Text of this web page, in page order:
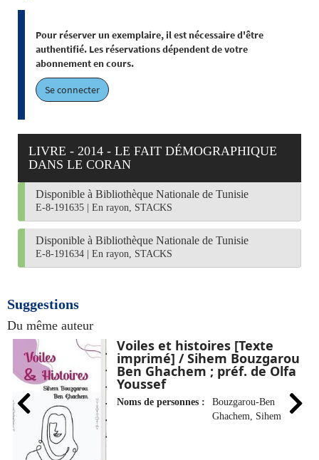
Pour réserver un exemplaire, il est nécessaire d'être
authentifié. Les réservations dépendent de votre
abonnement en cours.
Se connecter
LIVRE - 2014 - LE FAIT DÉMOGRAPHIQUE
DANS LE CORAN
Disponible à Bibliothèque Nationale de Tunisie
E-8-191635 En rayon, STACKS
Disponible à Bibliothèque Nationale de Tunisie
E-8-191634 En rayon, STACKS
Suggestions
Du même auteur
Voiles et histoires [Texte
imprimé] / Sihem Bouzgarou
Ben Ghachem ; préf. de Olfa
Youssef
Noms de personnes :
Bouzgarou-Ben
Ghachem, Sihem